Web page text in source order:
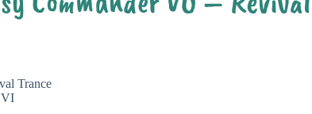
Trance
VI